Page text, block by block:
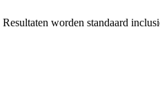
Resultaten worden standaard